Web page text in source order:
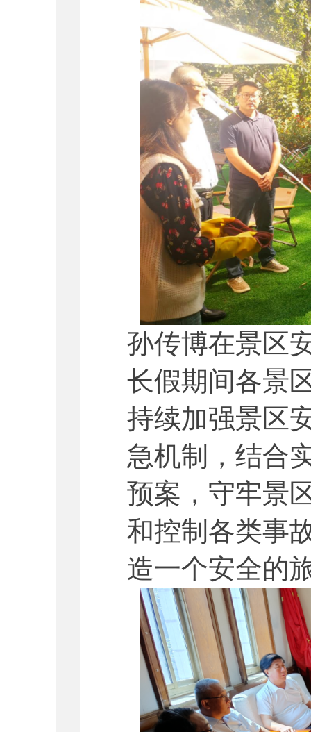
孙传博在景区
长假期间各景
持续加强景区
急机制，结合
预案，守牢景
和控制各类事
造一个安全的